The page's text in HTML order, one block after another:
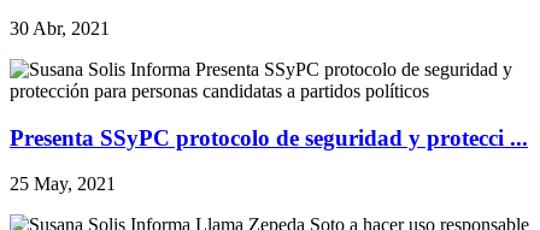
30 Abr, 2021
Presenta SSyPC protocolo de seguridad y protecci ...
25 May, 2021